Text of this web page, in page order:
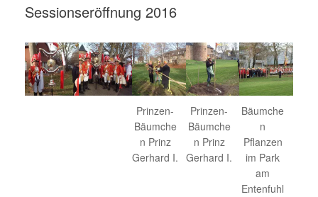
Sessionseröffnung 2016
Prinzen-
Bäumche
n Prinz
Gerhard I.
Prinzen-
Bäumche
n Prinz
Gerhard I.
Bäumche
n
Pflanzen
im Park
am
Entenfuhl